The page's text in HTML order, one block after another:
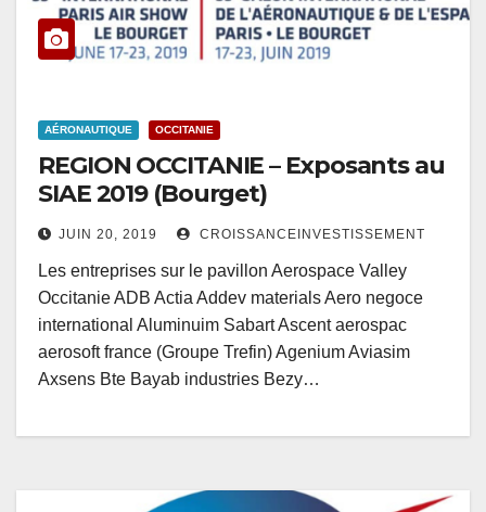
AÉRONAUTIQUE OCCITANIE
REGION OCCITANIE – Exposants au
SIAE 2019 (Bourget)
JUIN 20, 2019 CROISSANCEINVESTISSEMENT
Les entreprises sur le pavillon Aerospace Valley
Occitanie ADB Actia Addev materials Aero negoce
international Aluminuim Sabart Ascent aerospac
aerosoft france (Groupe Trefin) Agenium Aviasim
Axsens Bte Bayab industries Bezy…